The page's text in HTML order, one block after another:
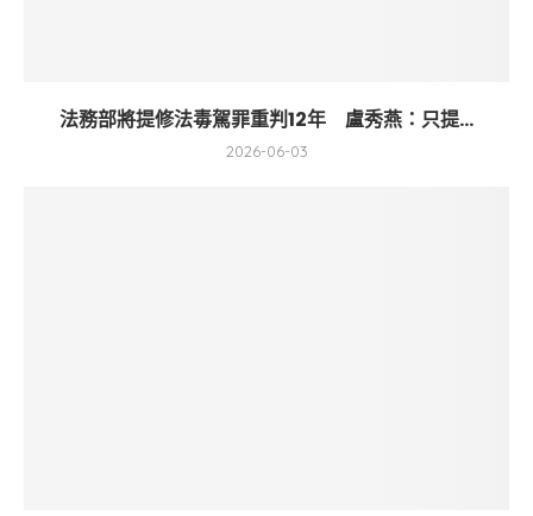
法務部將提修法毒駕罪重判12年 盧秀燕：只提...
2026-06-03